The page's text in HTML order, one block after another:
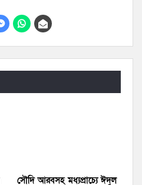
সৌদি আরবসহ মধ্যপ্রাচ্যে ঈদুল